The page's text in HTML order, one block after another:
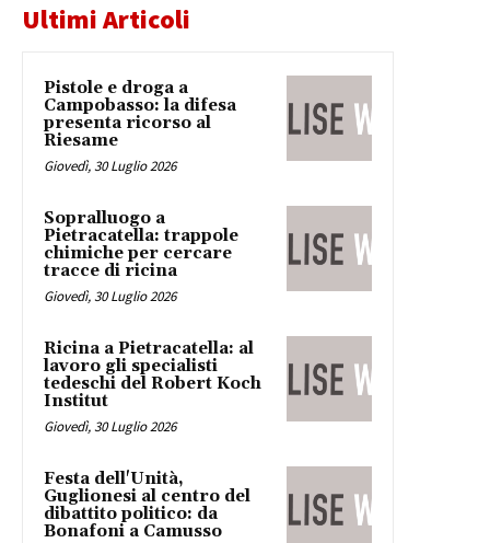
Ultimi Articoli
Pistole e droga a
Campobasso: la difesa
presenta ricorso al
Riesame
Giovedì, 30 Luglio 2026
Sopralluogo a
Pietracatella: trappole
chimiche per cercare
tracce di ricina
Giovedì, 30 Luglio 2026
Ricina a Pietracatella: al
lavoro gli specialisti
tedeschi del Robert Koch
Institut
Giovedì, 30 Luglio 2026
Festa dell'Unità,
Guglionesi al centro del
dibattito politico: da
Bonafoni a Camusso